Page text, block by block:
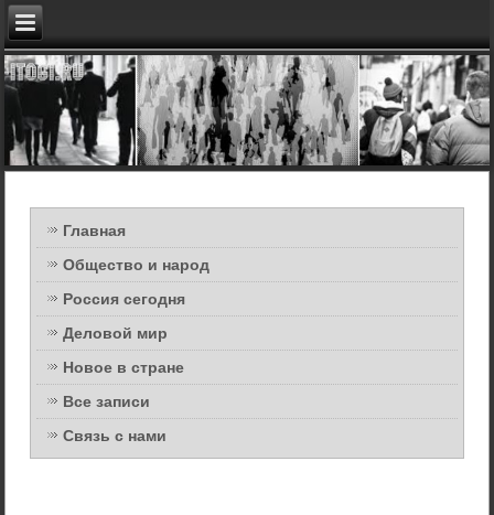
Главная
Общество и народ
Россия сегодня
Деловой мир
Новое в стране
Все записи
Связь с нами